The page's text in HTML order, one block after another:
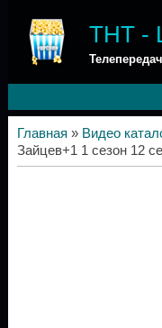
ТНТ -
Главная » Видео
Зайцев+1 1 сезон 12